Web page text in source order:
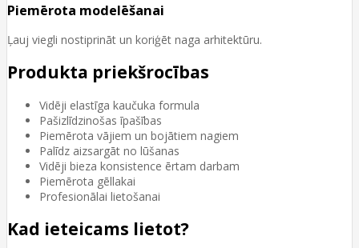
Piemērota modelēšanai
Ļauj viegli nostiprināt un koriģēt naga arhitektūru.
Produkta priekšrocības
Vidēji elastīga kaučuka formula
Pašizlīdzinošas īpašības
Piemērota vājiem un bojātiem nagiem
Palīdz aizsargāt no lūšanas
Vidēji bieza konsistence ērtam darbam
Piemērota gēllakai
Profesionālai lietošanai
Kad ieteicams lietot?